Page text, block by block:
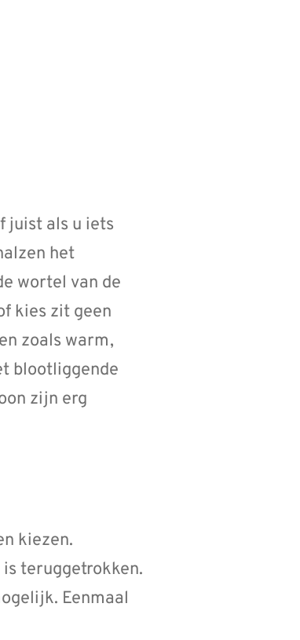
juist als u iets
het
wortel van de
kies zit geen
zoals warm,
blootliggende
zijn erg
kiezen.
teruggetrokken.
Eenmaal